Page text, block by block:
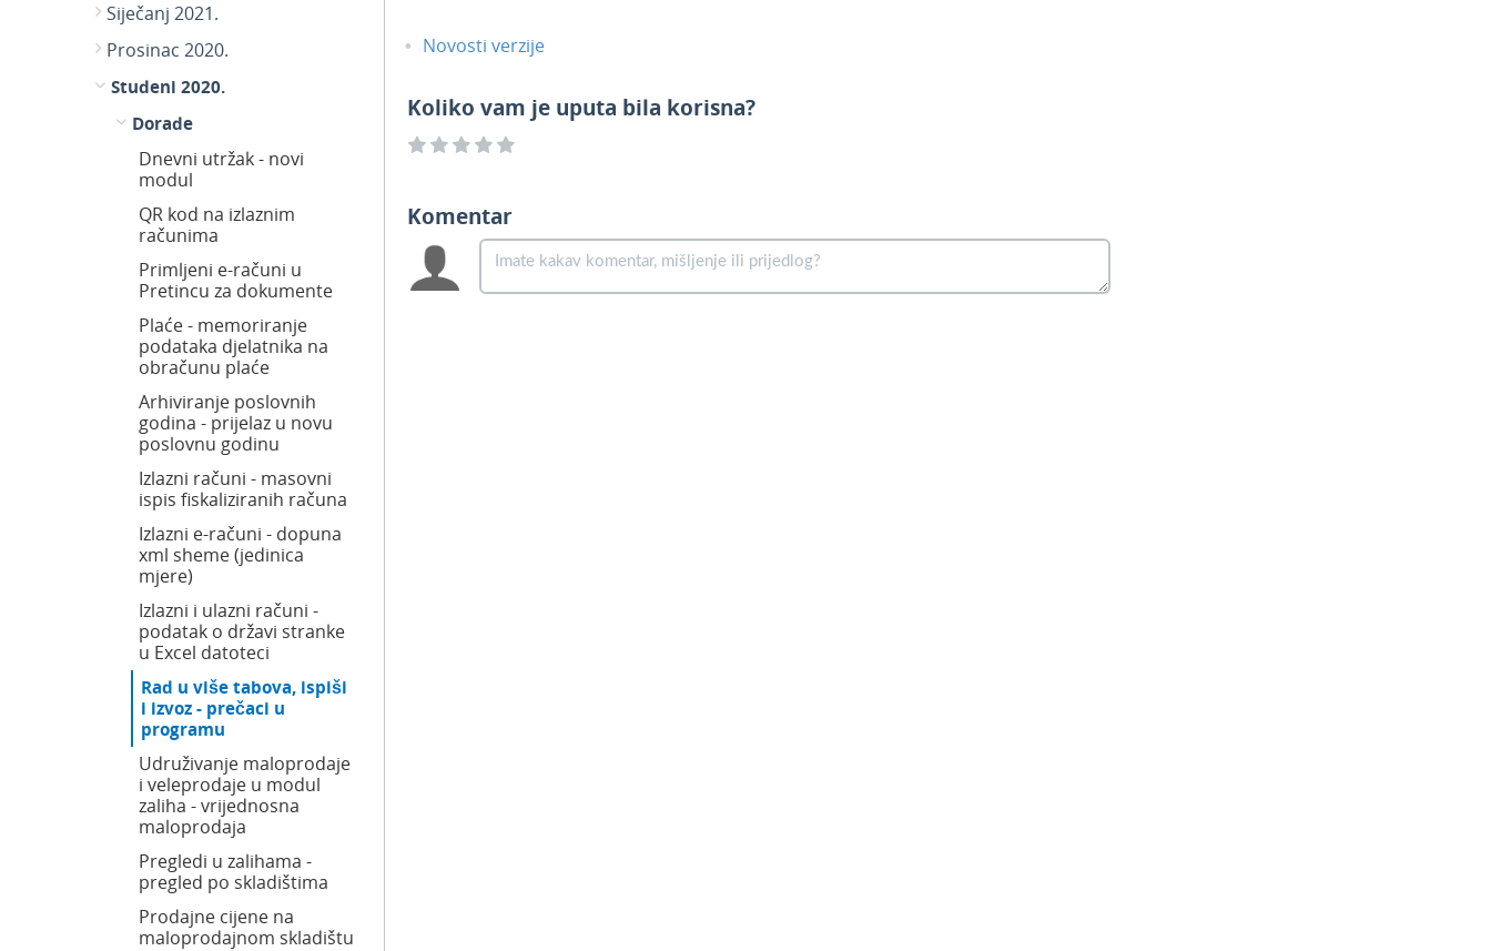
Siječanj 2021.
Prosinac 2020.
Studeni 2020.
Dorade
Dnevni utržak - novi
modul
QR kod na izlaznim
računima
Primljeni e-računi u
Pretincu za dokumente
Plaće - memoriranje
podataka djelatnika na
obračunu plaće
Arhiviranje poslovnih
godina - prijelaz u novu
poslovnu godinu
Izlazni računi - masovni
ispis fiskaliziranih računa
Izlazni e-računi - dopuna
xml sheme (jedinica
mjere)
Izlazni i ulazni računi -
podatak o državi stranke
u Excel datoteci
Rad u više tabova, ispiši
i izvoz - prečaci u
programu
Udruživanje maloprodaje
i veleprodaje u modul
zaliha - vrijednosna
maloprodaja
Pregledi u zalihama -
pregled po skladištima
Prodajne cijene na
maloprodajnom skladištu
Novosti verzije
Koliko vam je uputa bila korisna?
Komentar